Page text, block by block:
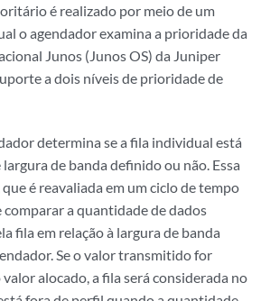
é realizado por meio de um
o agendador examina a prioridade da
Junos (Junos OS) da Juniper
a dois níveis de prioridade de
determina se a fila individual está
de banda definido ou não. Essa
é reavaliada em um ciclo de tempo
comparar a quantidade de dados
fila em relação à largura de banda
Se o valor transmitido for
alocado, a fila será considerada no